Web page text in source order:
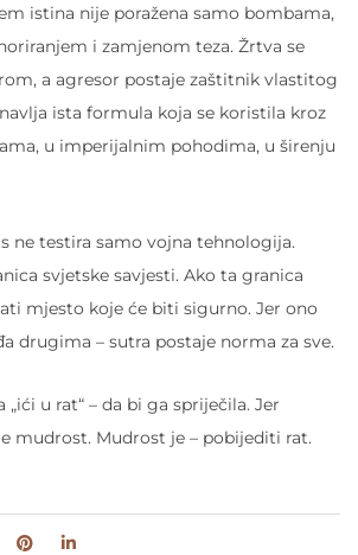
istina nije poražena samo bombama,
i zamjenom teza. Žrtva se
a agresor postaje zaštitnik vlastitog
ista formula koja se koristila kroz
u imperijalnim pohodima, u širenju
ne testira samo vojna tehnologija.
svjetske savjesti. Ako ta granica
mjesto koje će biti sigurno. Jer ono
drugima – sutra postaje norma za sve.
u rat“ – da bi ga spriječila. Jer
mudrost. Mudrost je – pobijediti rat.